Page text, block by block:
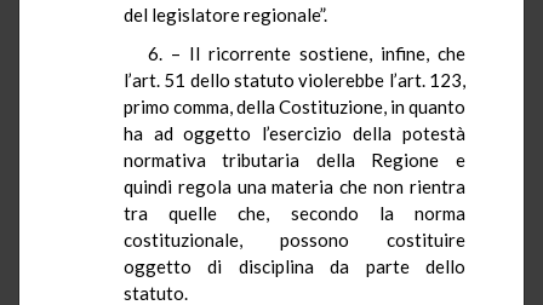
del legislatore regionale”.
6. – Il ricorrente sostiene, infine, che
l’art. 51 dello statuto violerebbe l’art. 123,
primo comma, della Costituzione, in quanto
ha ad oggetto l’esercizio della potestà
normativa tributaria della Regione e
quindi regola una materia che non rientra
tra quelle che, secondo la norma
costituzionale, possono costituire
oggetto di disciplina da parte dello
statuto.